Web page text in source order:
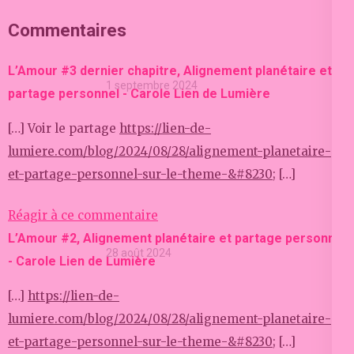
Commentaires
L’Amour #3 dernier chapitre, Alignement planétaire et
partage personnel - Carole Lien de Lumière
1 septembre 2024
[…] Voir le partage https://lien-de-
lumiere.com/blog/2024/08/28/alignement-planetaire-
et-partage-personnel-sur-le-theme-&#8230; […]
Réagir à ce commentaire
L’Amour #2, Alignement planétaire et partage personnel
- Carole Lien de Lumière
28 août 2024
[…] https://lien-de-
lumiere.com/blog/2024/08/28/alignement-planetaire-
et-partage-personnel-sur-le-theme-&#8230; […]